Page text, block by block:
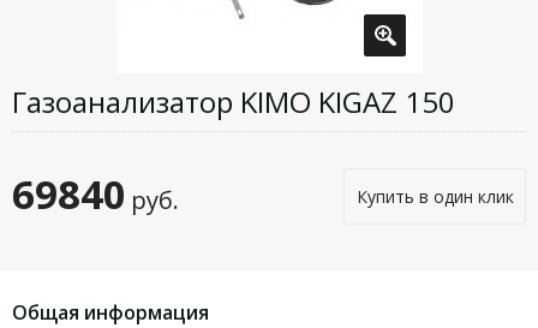
Газоанализатор KIMO KIGAZ 150
69840 руб. Купить в один клик
Общая информация